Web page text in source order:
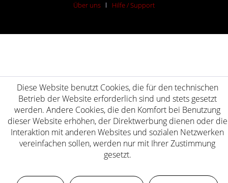
Über uns Hilfe / Support
Diese Website benutzt Cookies, die für den technischen
Betrieb der Website erforderlich sind und stets gesetzt
werden. Andere Cookies, die den Komfort bei Benutzung
dieser Website erhöhen, der Direktwerbung dienen oder die
Interaktion mit anderen Websites und sozialen Netzwerken
vereinfachen sollen, werden nur mit Ihrer Zustimmung
gesetzt.